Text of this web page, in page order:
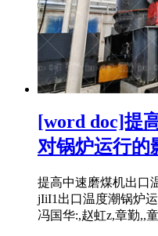
[word doc]提
对锅炉运行的
提高中速磨煤机出口
jIiI1出口温度潮锅炉
冯国华:,赵虹z,章勤,,